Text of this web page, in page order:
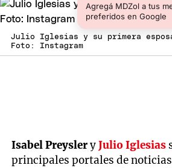
Agregá MDZol a tus
preferidos en Google
Julio Iglesias y su primera
Foto: Instagram
Isabel PreysleryJulio Iglesias
principales portales de